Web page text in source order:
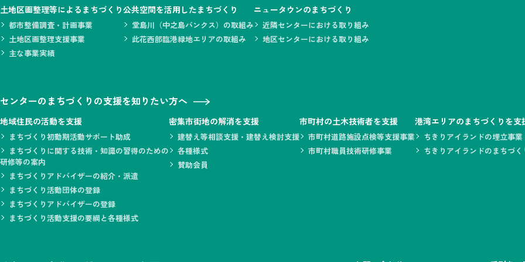
土地区画整理等によるまちづくり
都市整備調査・計画事業
土地区画整理支援事業
主な事業実績
公共空間を活用したまちづくり
堂島川（中之島バンクス）の取組み
此花西部臨港緑地エリアの取組み
ニュータウンのまちづくり
近隣センターにおける取り組み
地区センターにおける取り組み
センターのまちづくりの支援を知りたい方へ
地域住民の活動を支援
まちづくり初動期活動サポート助成
まちづくりに関する技術・知識の習得のための
研修等の案内
まちづくりアドバイザーの紹介・派遣
まちづくり活動団体の登録
まちづくりアドバイザーの登録
まちづくり活動支援の要綱と各種様式
密集市街地の解消を支援
建替え等相談支援・建替え検討支援
各種様式
賛助会員
市町村の土木技術者を支援
市町村道路施設点検等支援事業
市町村職員技術研修事業
港湾エリアのまちづくりを支
ちきりアイランドの埋立事業
ちきりアイランドのまちづく